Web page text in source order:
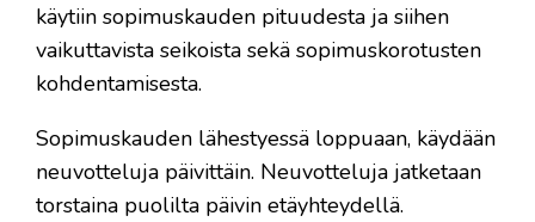
käytiin sopimuskauden pituudesta ja siihen
vaikuttavista seikoista sekä sopimuskorotusten
kohdentamisesta.
Sopimuskauden lähestyessä loppuaan, käydään
neuvotteluja päivittäin. Neuvotteluja jatketaan
torstaina puolilta päivin etäyhteydellä.